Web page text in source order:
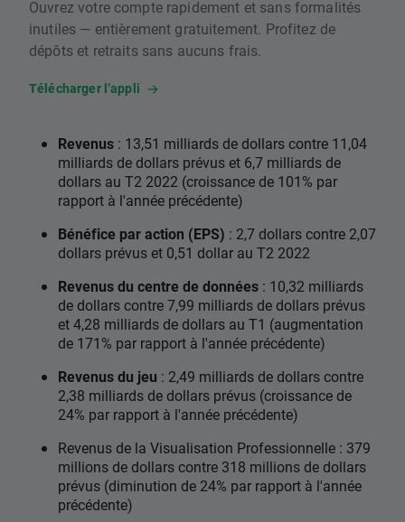
Ouvrez votre compte rapidement et sans formalités
inutiles — entièrement gratuitement. Profitez de
dépôts et retraits sans aucuns frais.
Télécharger l’appli
Revenus : 13,51 milliards de dollars contre 11,04
milliards de dollars prévus et 6,7 milliards de
dollars au T2 2022 (croissance de 101% par
rapport à l'année précédente)
Bénéfice par action (EPS) : 2,7 dollars contre 2,07
dollars prévus et 0,51 dollar au T2 2022
Revenus du centre de données : 10,32 milliards
de dollars contre 7,99 milliards de dollars prévus
et 4,28 milliards de dollars au T1 (augmentation
de 171% par rapport à l'année précédente)
Revenus du jeu : 2,49 milliards de dollars contre
2,38 milliards de dollars prévus (croissance de
24% par rapport à l'année précédente)
Revenus de la Visualisation Professionnelle : 379
millions de dollars contre 318 millions de dollars
prévus (diminution de 24% par rapport à l'année
précédente)